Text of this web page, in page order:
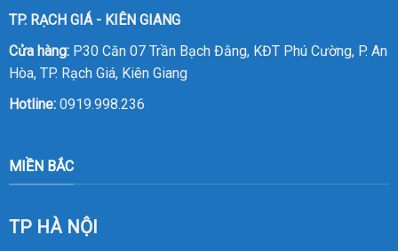
TP. RẠCH GIÁ - KIÊN GIANG
Cửa hàng:P30 Căn 07 Trần Bạch Đằng, KĐT Phú Cường, P. An
Hòa, TP. Rạch Giá, Kiên Giang
Hotline: 0919.998.236
MIỀN BẮC
TP HÀ NỘI